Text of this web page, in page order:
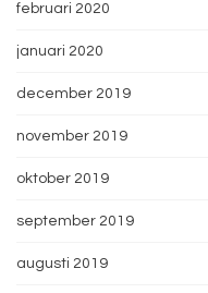
februari 2020
januari 2020
december 2019
november 2019
oktober 2019
september 2019
augusti 2019